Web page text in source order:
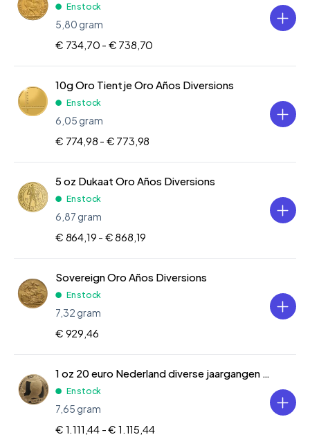
En stock
5,80 gram
€ 734,70 - € 738,70
10g Oro Tientje Oro Años Diversions
En stock
6,05 gram
€ 774,98 - € 773,98
5 oz Dukaat Oro Años Diversions
En stock
6,87 gram
€ 864,19 - € 868,19
Sovereign Oro Años Diversions
En stock
7,32 gram
€ 929,46
1 oz 20 euro Nederland diverse jaargangen Oro 2005
En stock
7,65 gram
€ 1.111,44 -€ 1.115,44